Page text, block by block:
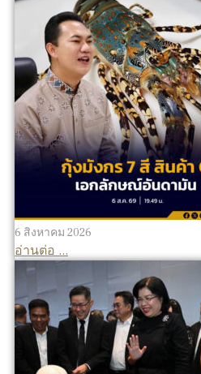
6 สิงหาคม 2026
อ่านต่อ ...